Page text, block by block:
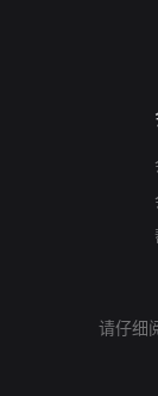
请仔细